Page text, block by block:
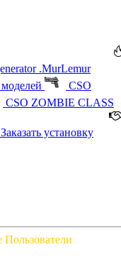
.MurLemur
CSO
CSO ZOMBIE CLASS
Заказать установку
Пользователи